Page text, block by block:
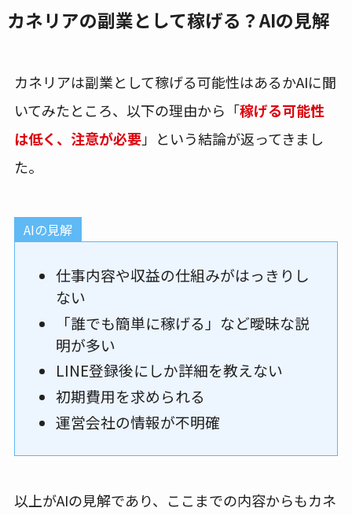
カネリアの副業として稼げる？AIの見解
カネリアは副業として稼げる可能性はあるかAIに聞
いてみたところ、以下の理由から「稼げる可能性
は低く、注意が必要」という結論が返ってきまし
た。
AIの見解
仕事内容や収益の仕組みがはっきりし
ない
「誰でも簡単に稼げる」など曖昧な説
明が多い
LINE登録後にしか詳細を教えない
初期費用を求められる
運営会社の情報が不明確
以上がAIの見解であり、ここまでの内容からもカネ